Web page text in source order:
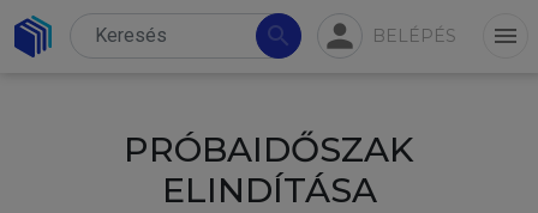
search person BELÉPÉS menu
PRÓBAIDŐSZAK
ELINDÍTÁSA